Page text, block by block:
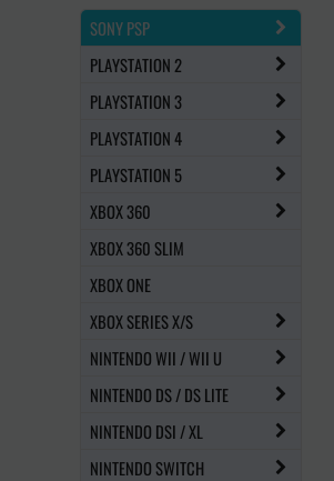
SONY PSP
PLAYSTATION 2
PLAYSTATION 3
PLAYSTATION 4
PLAYSTATION 5
XBOX 360
XBOX 360 SLIM
XBOX ONE
XBOX SERIES X/S
NINTENDO WII / WII U
NINTENDO DS / DS LITE
NINTENDO DSI / XL
NINTENDO SWITCH